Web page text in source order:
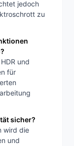
jedoch
zu
und
für
sicher?
wird die
und